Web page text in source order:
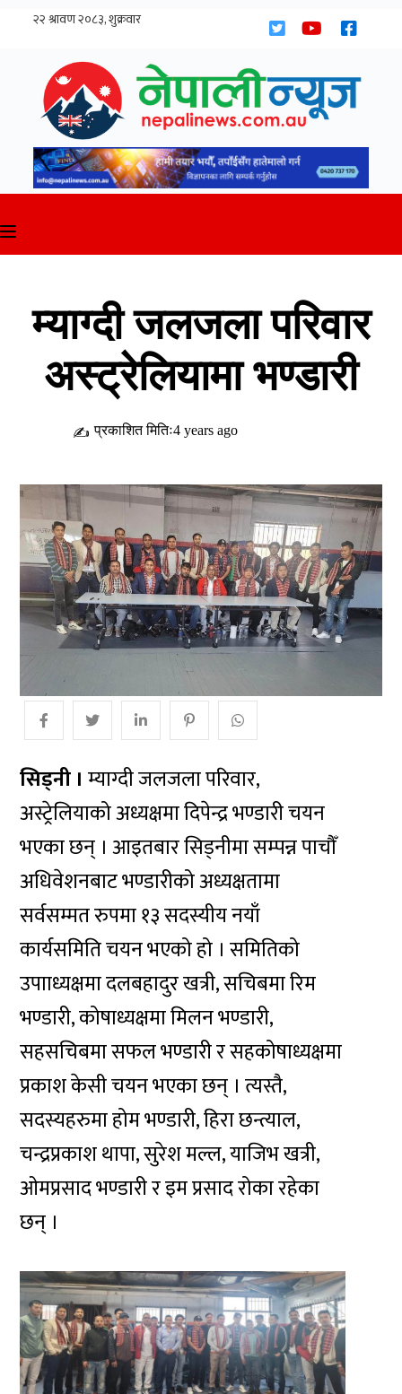
म्याग्दी जलजला परिवार
अस्ट्रेलियामा भण्डारी
✍ प्रकाशित मितिः4 years ago
सिड्नी । म्याग्दी जलजला परिवार,
अस्ट्रेलियाको अध्यक्षमा दिपेन्द्र भण्डारी चयन
भएका छन् । आइतबार सिड्नीमा सम्पन्न पाचौँ
अधिवेशनबाट भण्डारीको अध्यक्षतामा
सर्वसम्मत रुपमा १३ सदस्यीय नयाँ
कार्यसमिति चयन भएको हो । समितिको
उपााध्यक्षमा दलबहादुर खत्री, सचिबमा रिम
भण्डारी, कोषाध्यक्षमा मिलन भण्डारी,
सहसचिबमा सफल भण्डारी र सहकोषाध्यक्षमा
प्रकाश केसी चयन भएका छन् । त्यस्तै,
सदस्यहरुमा होम भण्डारी, हिरा छन्त्याल,
चन्द्रप्रकाश थापा, सुरेश मल्ल, याजिभ खत्री,
ओमप्रसाद भण्डारी र इम प्रसाद रोका रहेका
छन् ।